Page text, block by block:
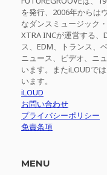
を発行、2006年からは
なダンスミュージック
XTRA INCが運営する、
ス、EDM、トランス、
ニュース、ビデオ、ニ
います。またiLOUDで
います。
iLOUD
お問い合わせ
プライバシーポリシー
免責条項
MENU